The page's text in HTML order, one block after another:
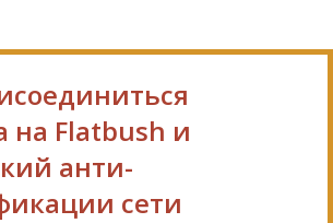
на Flatbush и
анти-
сети